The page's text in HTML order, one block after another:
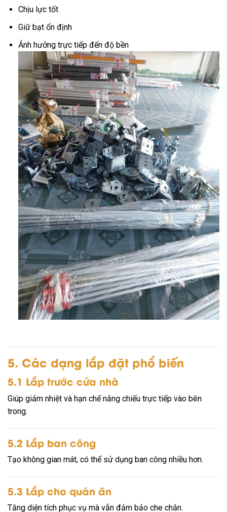
Chịu lực tốt
Giữ bạt ổn định
Ảnh hưởng trực tiếp đến độ bền
5. Các dạng lắp đặt phổ biến
5.1 Lắp trước cửa nhà
Giúp giảm nhiệt và hạn chế nắng chiếu trực tiếp vào bên
trong.
5.2 Lắp ban công
Tạo không gian mát, có thể sử dụng ban công nhiều hơn.
5.3 Lắp cho quán ăn
Tăng diện tích phục vụ mà vẫn đảm bảo che chắn.